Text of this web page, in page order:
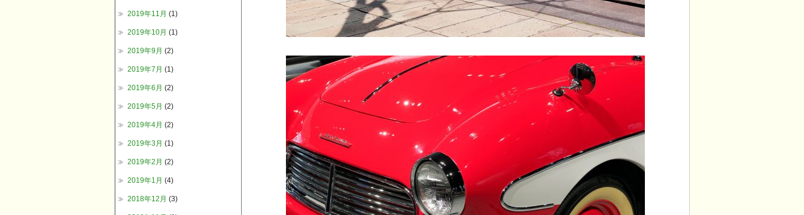
2019年11月 (1)
2019年10月 (1)
2019年9月 (2)
2019年7月 (1)
2019年6月 (2)
2019年5月 (2)
2019年4月 (2)
2019年3月 (1)
2019年2月 (2)
2019年1月 (4)
2018年12月 (3)